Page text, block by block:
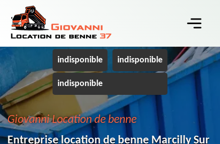
indisponible indisponible
indisponible
Giovanni Location de benne
Entreprise location de benne Marcilly Sur